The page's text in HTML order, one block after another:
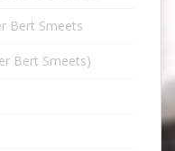
Bert Smeets
Bert Smeets)